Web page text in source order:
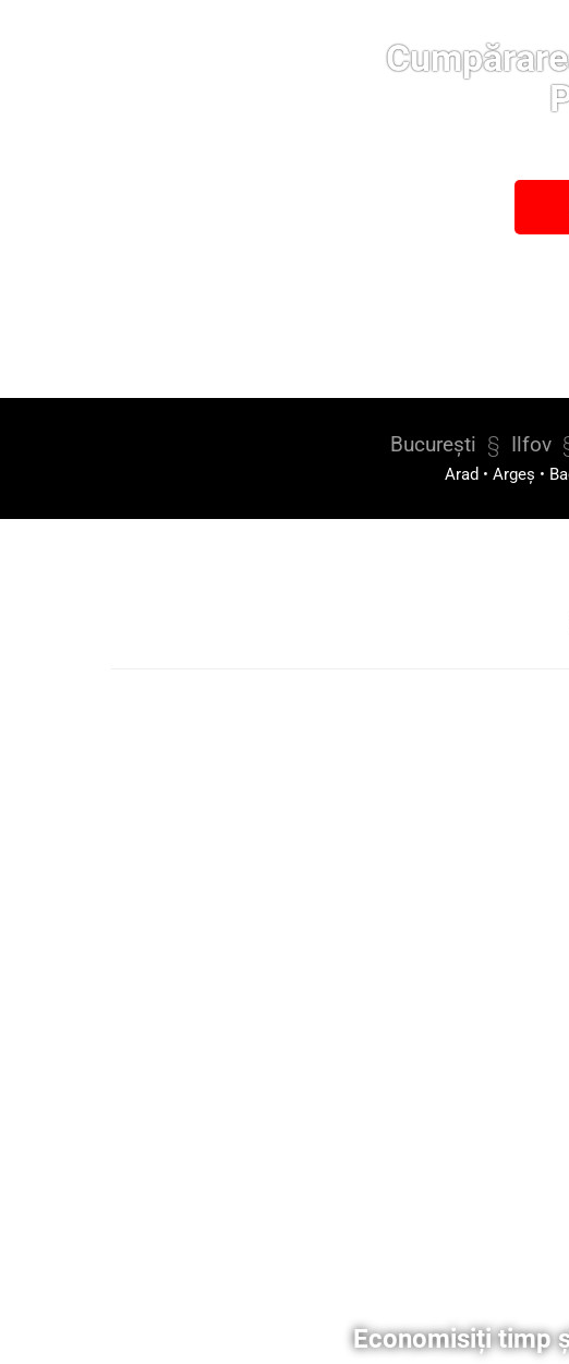
București § Ilfov
Arad • Argeș •
Economisiți timp